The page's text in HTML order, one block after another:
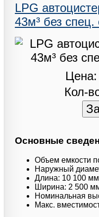
LPG
43м³ без спец.
Цена:
Кол-
Основные
Объем емкости
Наружный
Длина: 10 100
Ширина: 2 500
Номинальная
Макс.